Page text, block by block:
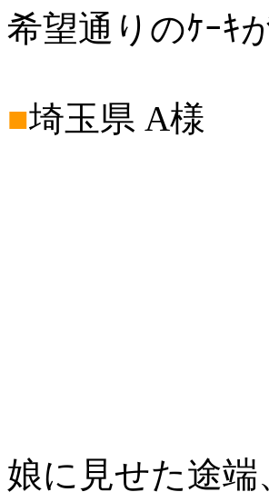
希望通りのｹｰｷ
■埼玉県 A様
娘に見せた途